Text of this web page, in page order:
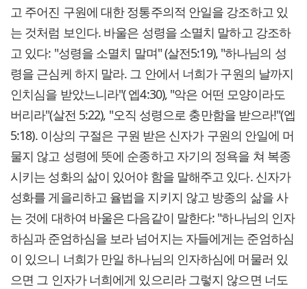
고 주어진 구원에 대한 정통주의적 안일을 강조하고 있
는 것처럼 보인다. 바울은 성령을 소멸치 말하고 강조하
고 있다: "성령을 소멸치 말며" (살전5:19), "하나님의 성
령을 근심케 하지 말라. 그 안에서 너희가 구원의 날까지
인치심을 받았느니라"( 엡4:30), "악은 어떤 모양이라도
버리라"(살전 5:22), "오직 성령으로 충만함을 받으라!"(엡
5:18). 이상의 구절은 구원 받은 신자가 구원의 안일에 머
물지 않고 성령에 뜻에 순종하고 자기의 정욕을 쳐 복종
시키는 성화의 삶이 있어야 함을 말해주고 있다. 신자가
성화를 게을리하고 율법을 지키지 않고 방종의 삶을 사
는 것에 대하여 바울은 다음같이 말한다: "하나님의 인자
하심과 준엄하심을 보라 넘어지는 자들에게는 준엄하심
이 있으니 너희가 만일 하나님의 인자하심에 머물러 있
으면 그 인자가 너희에게 있으리라 그렇지 않으면 너도